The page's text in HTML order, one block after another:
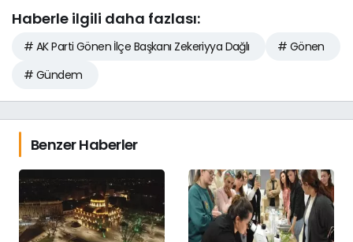
Haberle ilgili daha fazlası:
# AK Parti Gönen İlçe Başkanı Zekeriyya Dağlı
# Gönen
# Gündem
Benzer Haberler